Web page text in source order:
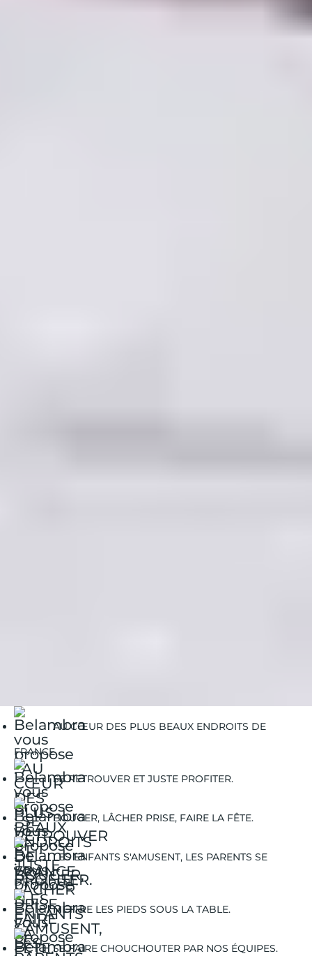
AU CŒUR DES PLUS BEAUX ENDROITS DE
FRANCE.
SE RETROUVER ET JUSTE PROFITER.
BOUGER, LÂCHER PRISE, FAIRE LA FÊTE.
LES ENFANTS S'AMUSENT, LES PARENTS SE
DÉTENDENT.
METTRE LES PIEDS SOUS LA TABLE.
SE FAIRE CHOUCHOUTER PAR NOS ÉQUIPES.